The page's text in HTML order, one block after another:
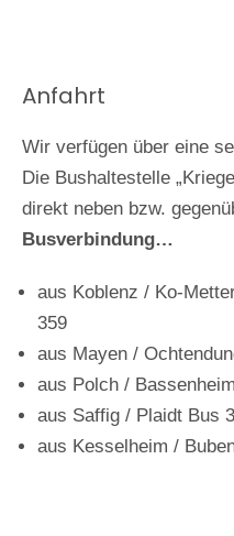
Anfahrt
Wir verfügen über eine
Die Bushaltestelle
direkt neben bzw.
Busverbindung…
aus Koblenz / Ko-
359
aus Mayen /
aus Polch /
aus Saffig / Plaidt Bus
aus Kesselheim /